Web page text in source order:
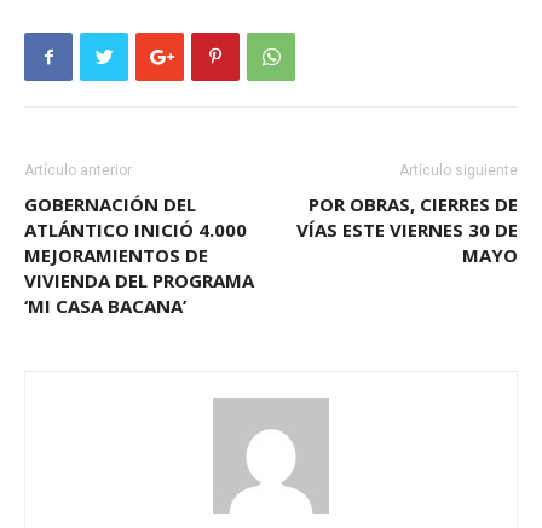
Artículo anterior
GOBERNACIÓN DEL
ATLÁNTICO INICIÓ 4.000
MEJORAMIENTOS DE
VIVIENDA DEL PROGRAMA
‘MI CASA BACANA’
Artículo siguiente
POR OBRAS, CIERRES DE
VÍAS ESTE VIERNES 30 DE
MAYO